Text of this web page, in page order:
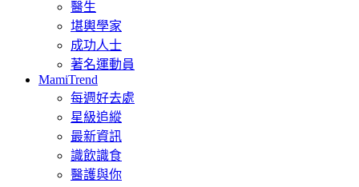
醫生
堪輿學家
成功人士
著名運動員
MamiTrend
每週好去處
星級追縱
最新資訊
識飲識食
醫護與你